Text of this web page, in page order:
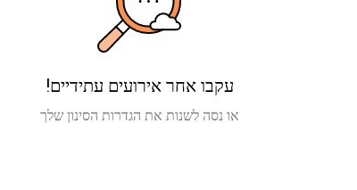
עקבו אחר אירועים עתידיים!
או נסה לשנות את הגדרות הסינון שלך